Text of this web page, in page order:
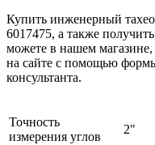
Купить инженерный
6017475, а также
можете в нашем магазине
на сайте с помощью
консультанта.
Точность
измерения углов
2"